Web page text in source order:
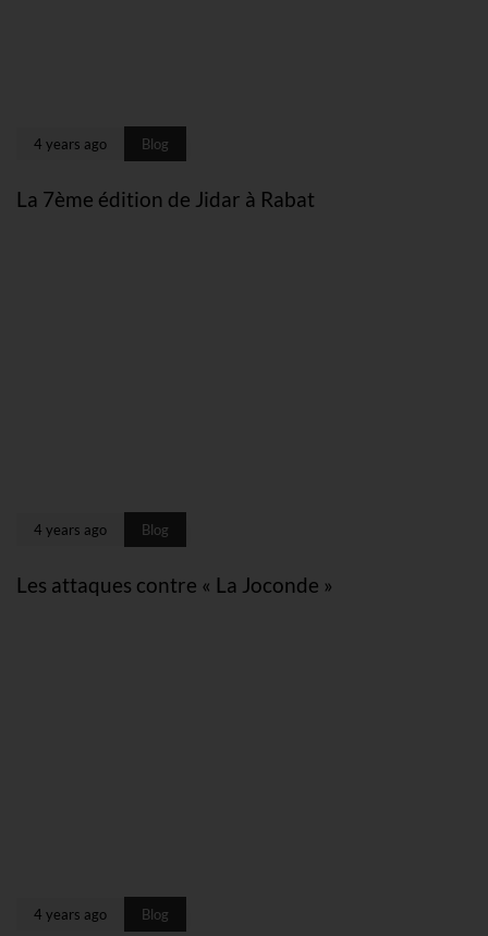
4 years ago Blog
La 7ème édition de Jidar à Rabat
4 years ago Blog
Les attaques contre « La Joconde »
4 years ago Blog